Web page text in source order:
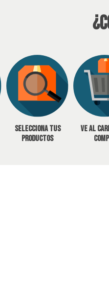
Selecciona tus
productos
Ve al